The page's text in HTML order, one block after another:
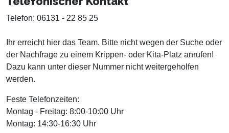
Telefon: 06131 - 22 85 25
Ihr erreicht hier das Team. Bitte nicht wegen der Suche oder
der Nachfrage zu einem Krippen- oder Kita-Platz anrufen!
Dazu kann unter dieser Nummer nicht weitergeholfen
werden.
Feste Telefonzeiten:
Montag - Freitag: 8:00-10:00 Uhr
Montag: 14:30-16:30 Uhr